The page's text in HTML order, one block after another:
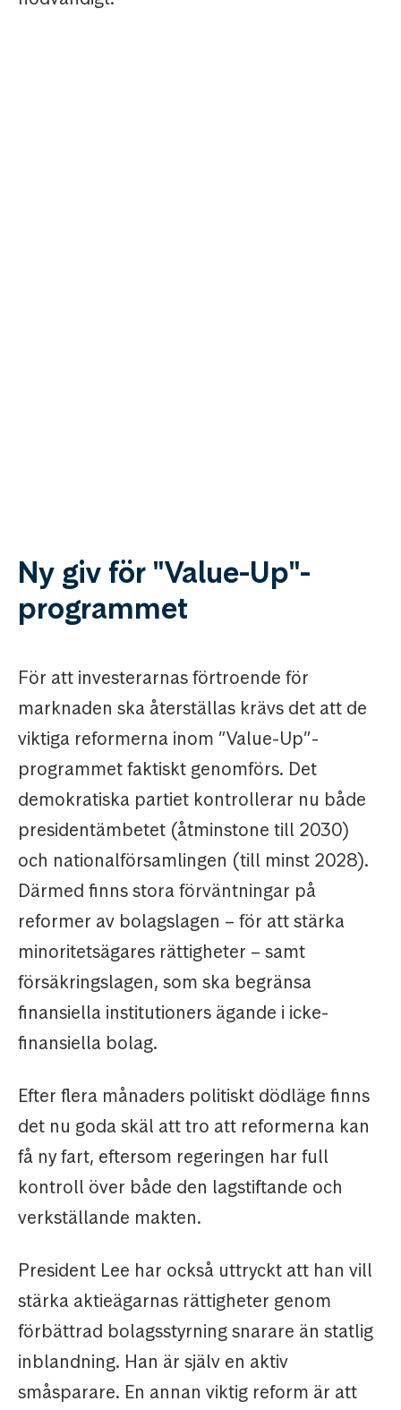
Ny giv för "Value-Up"-
programmet
För att investerarnas förtroende för
marknaden ska återställas krävs det att de
viktiga reformerna inom ”Value-Up”-
programmet faktiskt genomförs. Det
demokratiska partiet kontrollerar nu både
presidentämbetet (åtminstone till 2030)
och nationalförsamlingen (till minst 2028).
Därmed finns stora förväntningar på
reformer av bolagslagen – för att stärka
minoritetsägares rättigheter – samt
försäkringslagen, som ska begränsa
finansiella institutioners ägande i icke-
finansiella bolag.
Efter flera månaders politiskt dödläge finns
det nu goda skäl att tro att reformerna kan
få ny fart, eftersom regeringen har full
kontroll över både den lagstiftande och
verkställande makten.
President Lee har också uttryckt att han vill
stärka aktieägarnas rättigheter genom
förbättrad bolagsstyrning snarare än statlig
inblandning. Han är själv en aktiv
småsparare. En annan viktig reform är att